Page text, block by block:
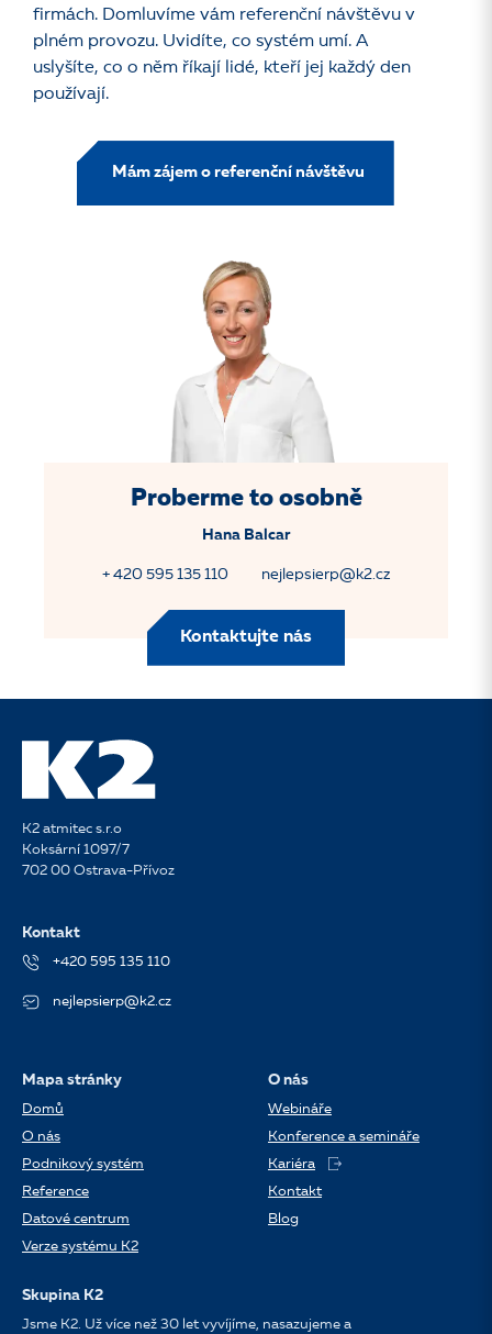
firmách. Domluvíme vám referenční návštěvu v
plném provozu. Uvidíte, co systém umí. A
uslyšíte, co o něm říkají lidé, kteří jej každý den
používají.
Mám zájem o referenční návštěvu
Proberme to osobně
Hana Balcar
+ 420 595 135 110 nejlepsierp@k2.cz
Kontaktujte nás
K2 atmitec s.r.o
Koksární 1097/7
702 00 Ostrava-Přívoz
Kontakt
+420 595 135 110
nejlepsierp@k2.cz
Mapa stránky
Domů
O nás
Podnikový systém
Reference
Datové centrum
Verze systému K2
O nás
Webináře
Konference a semináře
Kariéra
Kontakt
Blog
Skupina K2
Jsme K2. Už více než 30 let vyvíjíme, nasazujeme a